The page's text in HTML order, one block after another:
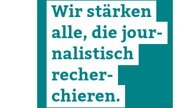
Wir stärken
alle, die jour­
na­lis­tisch
recher­
chieren.